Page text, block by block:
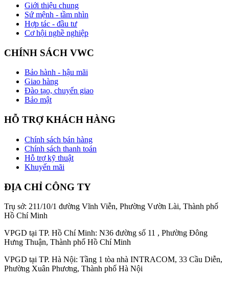
Giới thiệu chung
Sứ mệnh - tầm nhìn
Hợp tác - đầu tư
Cơ hội nghề nghiệp
CHÍNH SÁCH VWC
Bảo hành - hậu mãi
Giao hàng
Đào tạo, chuyển giao
Bảo mật
HỖ TRỢ KHÁCH HÀNG
Chính sách bán hàng
Chính sách thanh toán
Hỗ trợ kỹ thuật
Khuyến mãi
ĐỊA CHỈ CÔNG TY
Trụ sở: 211/10/1 đường Vĩnh Viễn, Phường Vườn Lài, Thành phố
Hồ Chí Minh
VPGD tại TP. Hồ Chí Minh: N36 đường số 11 , Phường Đông
Hưng Thuận, Thành phố Hồ Chí Minh
VPGD tại TP. Hà Nội: Tầng 1 tòa nhà INTRACOM, 33 Cầu Diễn,
Phường Xuân Phương, Thành phố Hà Nội